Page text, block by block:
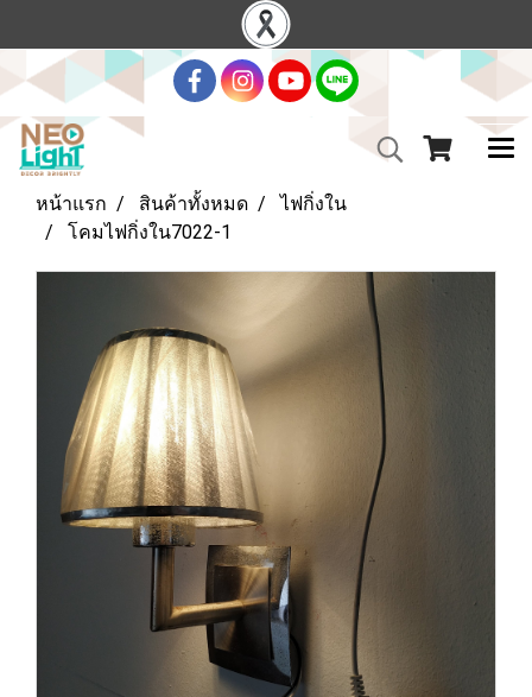
หน้าแรก สินค้าทั้งหมด
ไฟกิ่งใน
โคมไฟกิ่งใน7022-1